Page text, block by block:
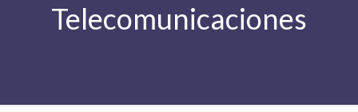
Telecomunicaciones